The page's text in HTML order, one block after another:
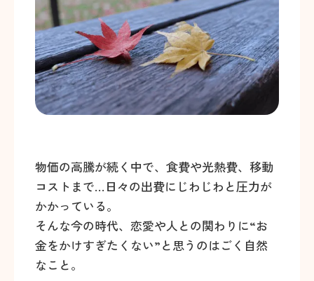
物価の高騰が続く中で、食費や光熱費、移動
コストまで…日々の出費にじわじわと圧力が
かかっている。
そんな今の時代、恋愛や人との関わりに“お
金をかけすぎたくない”と思うのはごく自然
なこと。